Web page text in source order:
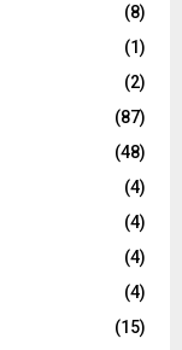
(8)
(1)
(2)
(87)
(48)
(4)
(4)
(4)
(4)
(15)